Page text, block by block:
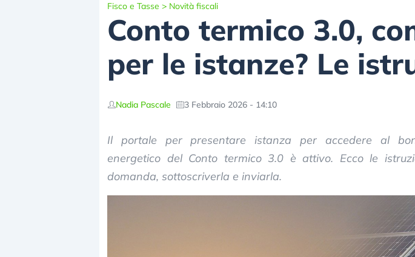
Fisco e Tasse > Novità fiscali
Conto termico 3.0,
per le istanze? Le
Nadia Pascale 3 Febbraio 2026 - 14:10
Il portale per presentare istanza per accedere al
energetico del Conto termico 3.0 è attivo. Ecco le
domanda, sottoscriverla e inviarla.